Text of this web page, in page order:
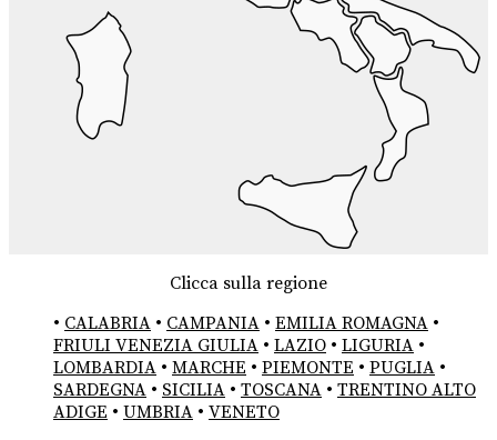
Clicca sulla regione
• CALABRIA • CAMPANIA • EMILIA ROMAGNA •
FRIULI VENEZIA GIULIA • LAZIO • LIGURIA •
LOMBARDIA • MARCHE • PIEMONTE • PUGLIA •
SARDEGNA • SICILIA • TOSCANA • TRENTINO ALTO
ADIGE • UMBRIA • VENETO